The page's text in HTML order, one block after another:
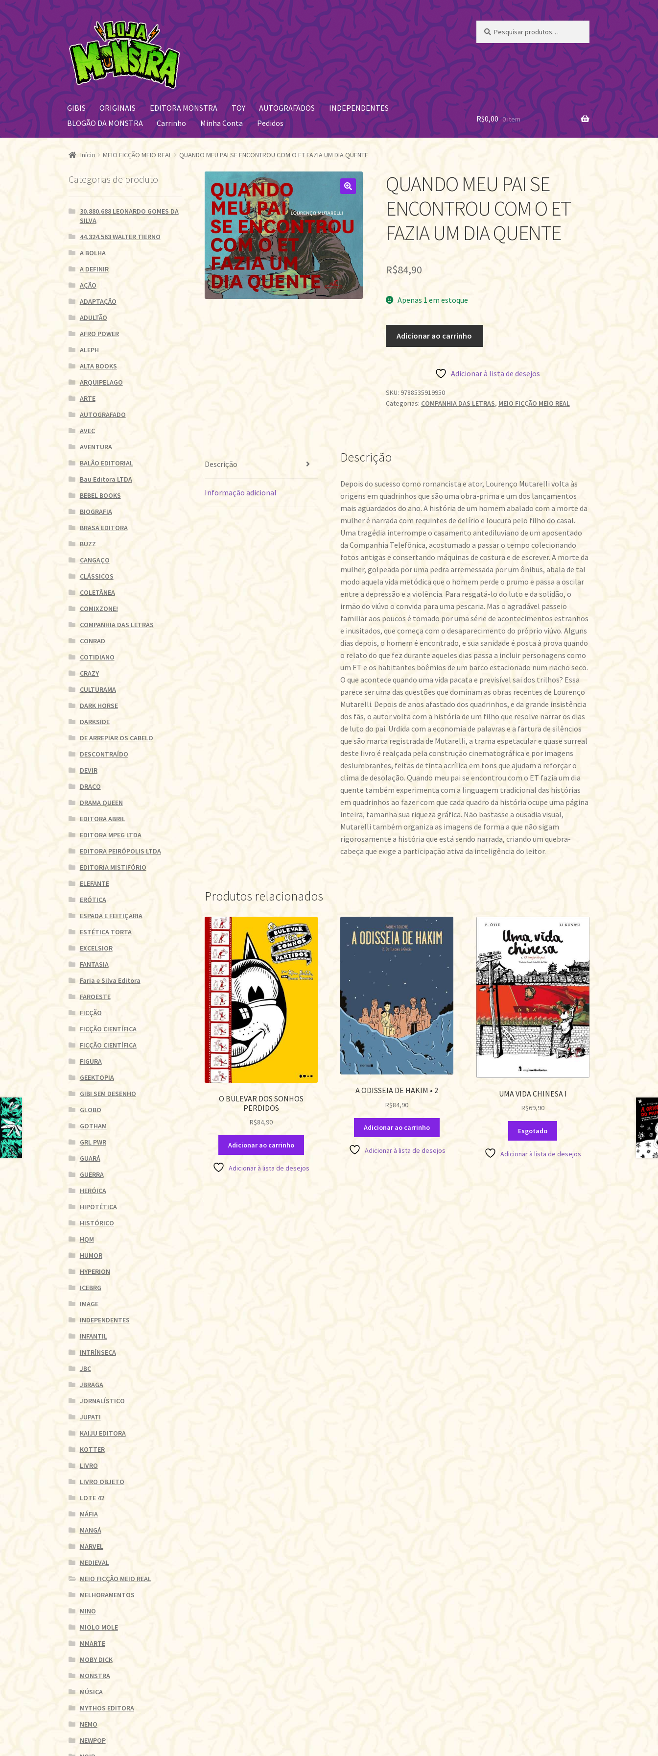
Pular
para
navegação
Pular
para
o
conteúdo
por:
GIBIS ORIGINAIS EDITORA MONSTRA TOY AUTOGRAFADOS
INDEPENDENTES
BLOGÃO DA MONSTRA
Carrinho Minha Conta Pedidos R$0,00 0 item
Início MEIO FICÇÃO MEIO REAL QUANDO MEU PAI SE ENCONTROU COM O ET FAZIA UM DIA QUENTE
QUANDO MEU PAI SE
ENCONTROU COM O ET
FAZIA UM DIA QUENTE
R$84,90
Apenas 1 em estoque
COM
O
DIA
Adicionar ao carrinho
Adicionar à lista de desejos
SKU: 9788535919950
Categorias: COMPANHIA DAS LETRAS, MEIO FICÇÃO MEIO REAL
Descrição
Informação adicional
Descrição
Depois do sucesso como romancista e ator, Lourenço Mutarelli volta às
origens em quadrinhos que são uma obra-prima e um dos lançamentos
mais aguardados do ano. A história de um homem abalado com a morte da
mulher é narrada com requintes de delírio e loucura pelo filho do casal.
Uma tragédia interrompe o casamento antediluviano de um aposentado
da Companhia Telefônica, acostumado a passar o tempo colecionando
fotos antigas e consertando máquinas de costura e de escrever. A morte da
mulher, golpeada por uma pedra arremessada por um ônibus, abala de tal
modo aquela vida metódica que o homem perde o prumo e passa a oscilar
entre a depressão e a violência. Para resgatá-lo do luto e da solidão, o
irmão do viúvo o convida para uma pescaria. Mas o agradável passeio
familiar aos poucos é tomado por uma série de acontecimentos estranhos
e inusitados, que começa com o desaparecimento do próprio viúvo. Alguns
dias depois, o homem é encontrado, e sua sanidade é posta à prova quando
o relato do que fez durante aqueles dias passa a incluir personagens como
um ET e os habitantes boêmios de um barco estacionado num riacho seco.
O que acontece quando uma vida pacata e previsível sai dos trilhos? Essa
parece ser uma das questões que dominam as obras recentes de Lourenço
Mutarelli. Depois de anos afastado dos quadrinhos, e da grande insistência
dos fãs, o autor volta com a história de um filho que resolve narrar os dias
de luto do pai. Urdida com a economia de palavras e a fartura de silêncios
que são marca registrada de Mutarelli, a trama espetacular e quase surreal
deste livro é realçada pela construção cinematográfica e por imagens
deslumbrantes, feitas de tinta acrílica em tons que ajudam a reforçar o
clima de desolação. Quando meu pai se encontrou com o ET fazia um dia
quente também experimenta com a linguagem tradicional das histórias
em quadrinhos ao fazer com que cada quadro da história ocupe uma página
inteira, tamanha sua riqueza gráfica. Não bastasse a ousadia visual,
Mutarelli também organiza as imagens de forma a que não sigam
rigorosamente a história que está sendo narrada, criando um quebra-
cabeça que exige a participação ativa da inteligência do leitor.
Produtos relacionados
O BULEVAR DOS SONHOS
PERDIDOS
R$84,90
Adicionar ao carrinho
Adicionar à lista de desejos
A ODISSEIA DE HAKIM • 2
R$84,90
Adicionar ao carrinho
Adicionar à lista de desejos
UMA VIDA CHINESA I
R$69,90
Esgotado
Adicionar à lista de desejos
Categorias de produto
30.880.688 LEONARDO GOMES DA
SILVA
44.324.563 WALTER TIERNO
A BOLHA
A DEFINIR
AÇÃO
ADAPTAÇÃO
ADULTÃO
AFRO POWER
ALEPH
ALTA BOOKS
ARQUIPELAGO
ARTE
AUTOGRAFADO
AVEC
AVENTURA
BALÃO EDITORIAL
Bau Editora LTDA
BEBEL BOOKS
BIOGRAFIA
BRASA EDITORA
BUZZ
CANGAÇO
CLÁSSICOS
COLETÂNEA
COMIXZONE!
COMPANHIA DAS LETRAS
CONRAD
COTIDIANO
CRAZY
CULTURAMA
DARK HORSE
DARKSIDE
DE ARREPIAR OS CABELO
DESCONTRAÍDO
DEVIR
DRACO
DRAMA QUEEN
EDITORA ABRIL
EDITORA MPEG LTDA
EDITORA PEIRÓPOLIS LTDA
EDITORIA MISTIFÓRIO
ELEFANTE
ERÓTICA
ESPADA E FEITIÇARIA
ESTÉTICA TORTA
EXCELSIOR
FANTASIA
Faria e Silva Editora
FAROESTE
FICÇÃO
FICÇÃO CIENTÍFICA
FICÇÃO CIENTÍFICA
FIGURA
GEEKTOPIA
GIBI SEM DESENHO
GLOBO
GOTHAM
GRL PWR
GUARÁ
GUERRA
HERÓICA
HIPOTÉTICA
HISTÓRICO
HQM
HUMOR
HYPERION
ICEBRG
IMAGE
INDEPENDENTES
INFANTIL
INTRÍNSECA
JBC
JBRAGA
JORNALÍSTICO
JUPATI
KAIJU EDITORA
KOTTER
LIVRO
LIVRO OBJETO
LOTE 42
MÁFIA
MANGÁ
MARVEL
MEDIEVAL
MEIO FICÇÃO MEIO REAL
MELHORAMENTOS
MINO
MIOLO MOLE
MMARTE
MOBY DICK
MONSTRA
MÚSICA
MYTHOS EDITORA
NEMO
NEWPOP